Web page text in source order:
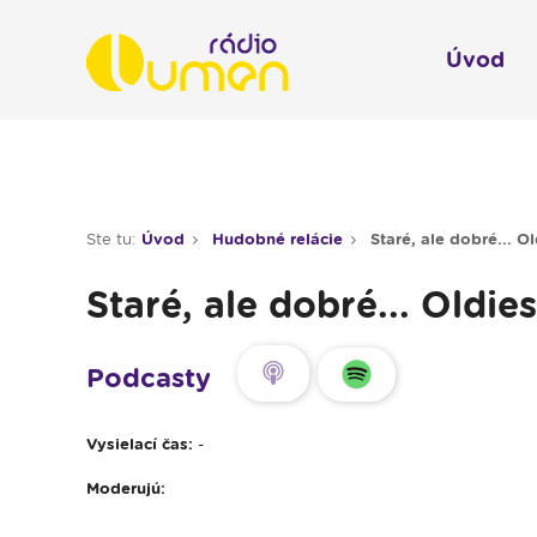
Ste tu: Úvod Hudobné relácie Staré, ale dobré...
Staré, ale dobré...
Podcasty
Vysielací čas: -
Moderujú:
Úvod
Moderované relácie
Pre deti
Piesne na želanie
Rubriky
Rádio